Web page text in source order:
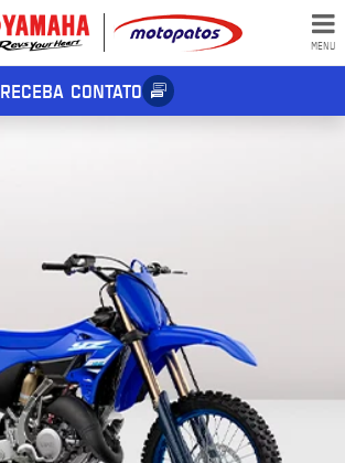
MENU
RECEBA CONTATO